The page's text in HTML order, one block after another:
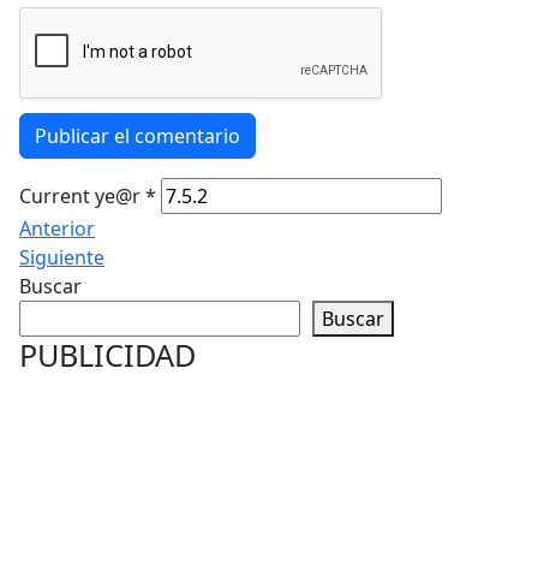
Publicar el comentario
Current ye@r*
Anterior
Siguiente
Buscar
Buscar
PUBLICIDAD